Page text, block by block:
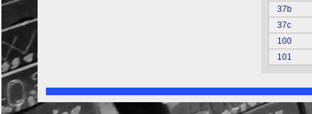
37b
37c
100
101